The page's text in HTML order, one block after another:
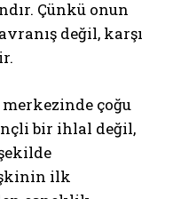
Çünkü onun
değil, karşı
merkezinde çoğu
bir ihlal değil,
ilk